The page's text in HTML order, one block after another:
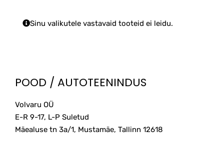
Sinu valikutele vastavaid tooteid ei leidu.
POOD / AUTOTEENINDUS
Volvaru OÜ
E-R 9-17, L-P Suletud
Mäealuse tn 3a/1, Mustamäe, Tallinn 12618